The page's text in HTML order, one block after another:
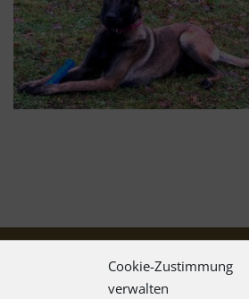
Cookie-Zustimmung
verwalten